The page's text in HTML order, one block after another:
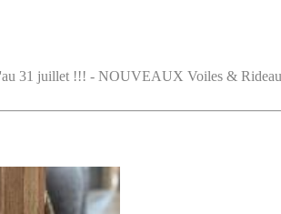
juillet !!! - NOUVEAUX Voiles &